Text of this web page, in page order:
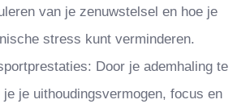
van je zenuwstelsel en hoe je
stress kunt verminderen.
Door je ademhaling te
je uithoudingsvermogen, focus en